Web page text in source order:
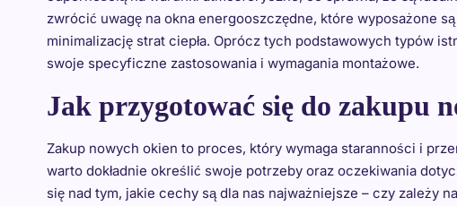
zwrócić uwagę na okna energooszczędne, które wyposażone
minimalizację strat ciepła. Oprócz tych podstawowych typów
swoje specyficzne zastosowania i wymagania montażowe.
Jak przygotować się do zakupu
Zakup nowych okien to proces, który wymaga staranności i
warto dokładnie określić swoje potrzeby oraz oczekiwania
się nad tym, jakie cechy są dla nas najważniejsze – czy zależy